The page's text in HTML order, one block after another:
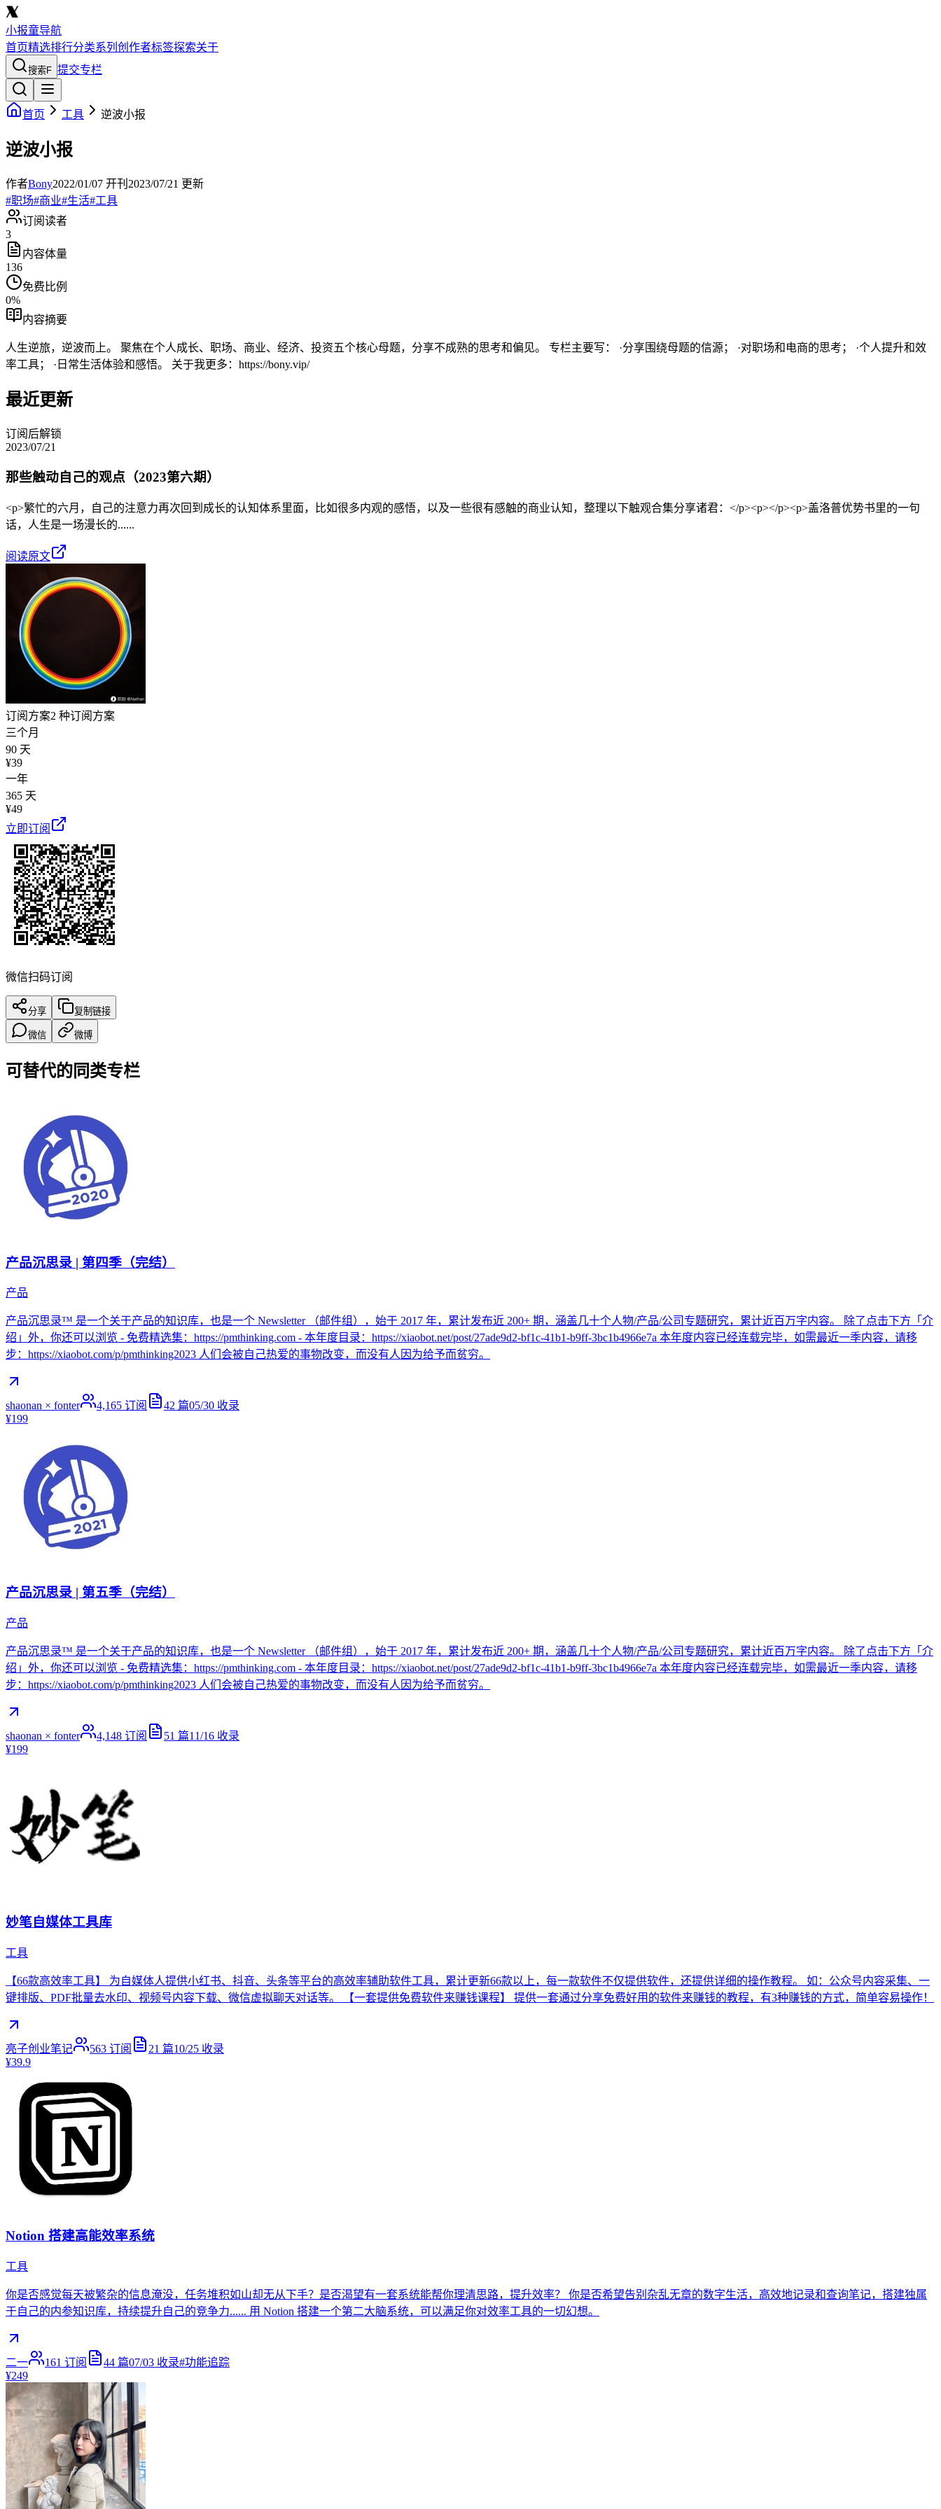
小报童导航
首页精选排行分类系列 创作者标签探索关于
搜索F 提交专栏
首页 工具 逆波小报
逆波小报
作者Bony2022/01/07 开刊 2023/07/21 更新
#职场#商业#生活#工具
订阅读者
3
内容体量
136
免费比例
0%
内容摘要
人生逆旅，逆波而上。 聚焦在个人成长、职场、商业、经济、投资五个核心母题，分享不成熟的思考和偏见。 专栏主要写： ·分享围绕母题的信源； ·对职场和电商的思考； ·个人提升和效
率工具； ·日常生活体验和感悟。 关于我更多：https://bony.vip/
最近更新
订阅后解锁
2023/07/21
那些触动自己的观点（2023第六期）
<p>繁忙的六月，自己的注意力再次回到成长的认知体系里面，比如很多内观的感悟，以及一些很有感触的商业认知，整理以下触观合集分享诸君：</p><p></p><p>盖洛普优势书里的一句
话，人生是一场漫长的......
阅读原文
订阅方案2 种订阅方案
三个月
90 天
¥39
一年
365 天
¥49
立即订阅
微信扫码订阅
分享 复制链接
微信 微博
可替代的同类专栏
产品沉思录 | 第四季（完结）
产品
产品沉思录™ 是一个关于产品的知识库，也是一个 Newsletter （邮件组），始于 2017 年，累计发布近 200+ 期，涵盖几十个人物/产品/公司专题研究，累计近百万字内容。 除了点击下方「介
绍」外，你还可以浏览 - 免费精选集：https://pmthinking.com - 本年度目录：https://xiaobot.net/post/27ade9d2-bf1c-41b1-b9ff-3bc1b4966e7a 本年度内容已经连载完毕，如需最近一季内容，请移
步：https://xiaobot.com/p/pmthinking2023 人们会被自己热爱的事物改变，而没有人因为给予而贫穷。
shaonan × fonter 4,165 订阅 42 篇05/30 收录
¥199
产品沉思录 | 第五季（完结）
产品
产品沉思录™ 是一个关于产品的知识库，也是一个 Newsletter （邮件组），始于 2017 年，累计发布近 200+ 期，涵盖几十个人物/产品/公司专题研究，累计近百万字内容。 除了点击下方「介
绍」外，你还可以浏览 - 免费精选集：https://pmthinking.com - 本年度目录：https://xiaobot.net/post/27ade9d2-bf1c-41b1-b9ff-3bc1b4966e7a 本年度内容已经连载完毕，如需最近一季内容，请移
步：https://xiaobot.com/p/pmthinking2023 人们会被自己热爱的事物改变，而没有人因为给予而贫穷。
shaonan × fonter 4,148 订阅 51 篇11/16 收录
¥199
妙笔自媒体工具库
工具
【66款高效率工具】 为自媒体人提供小红书、抖音、头条等平台的高效率辅助软件工具，累计更新66款以上，每一款软件不仅提供软件，还提供详细的操作教程。 如：公众号内容采集、一
键排版、PDF批量去水印、视频号内容下载、微信虚拟聊天对话等。 【一套提供免费软件来赚钱课程】 提供一套通过分享免费好用的软件来赚钱的教程，有3种赚钱的方式，简单容易操作！
亮子创业笔记 563 订阅 21 篇10/25 收录
¥39.9
Notion 搭建高能效率系统
工具
你是否感觉每天被繁杂的信息淹没，任务堆积如山却无从下手？是否渴望有一套系统能帮你理清思路，提升效率？ 你是否希望告别杂乱无章的数字生活，高效地记录和查询笔记，搭建独属
于自己的内参知识库，持续提升自己的竞争力...... 用 Notion 搭建一个第二大脑系统，可以满足你对效率工具的一切幻想。
二一 161 订阅 44 篇07/03 收录#功能追踪
¥249